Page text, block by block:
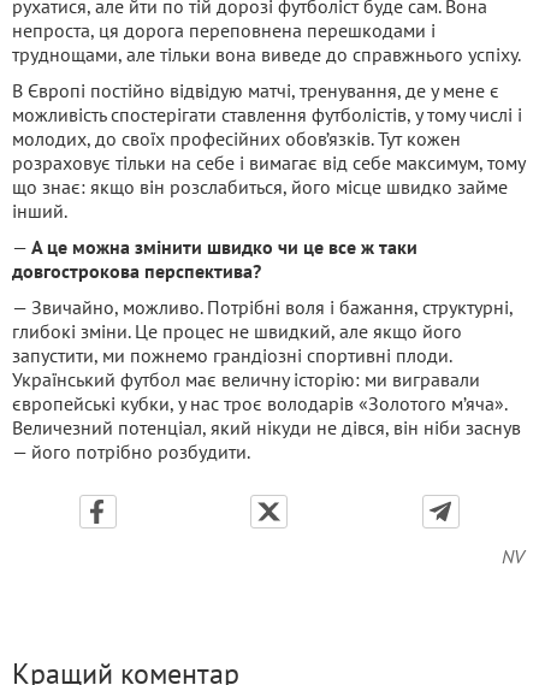
рухатися, але йти по тій дорозі футболіст буде сам. Вона
непроста, ця дорога переповнена перешкодами і
труднощами, але тільки вона виведе до справжнього успіху.
В Європі постійно відвідую матчі, тренування, де у мене є
можливість спостерігати ставлення футболістів, у тому числі і
молодих, до своїх професійних обов’язків. Тут кожен
розраховує тільки на себе і вимагає від себе максимум, тому
що знає: якщо він розслабиться, його місце швидко займе
інший.
— А це можна змінити швидко чи це все ж таки
довгострокова перспектива?
— Звичайно, можливо. Потрібні воля і бажання, структурні,
глибокі зміни. Це процес не швидкий, але якщо його
запустити, ми пожнемо грандіозні спортивні плоди.
Український футбол має величну історію: ми вигравали
європейські кубки, у нас троє володарів «Золотого м’яча».
Величезний потенціал, який нікуди не дівся, він ніби заснув
— його потрібно розбудити.
NV
Кращий коментар